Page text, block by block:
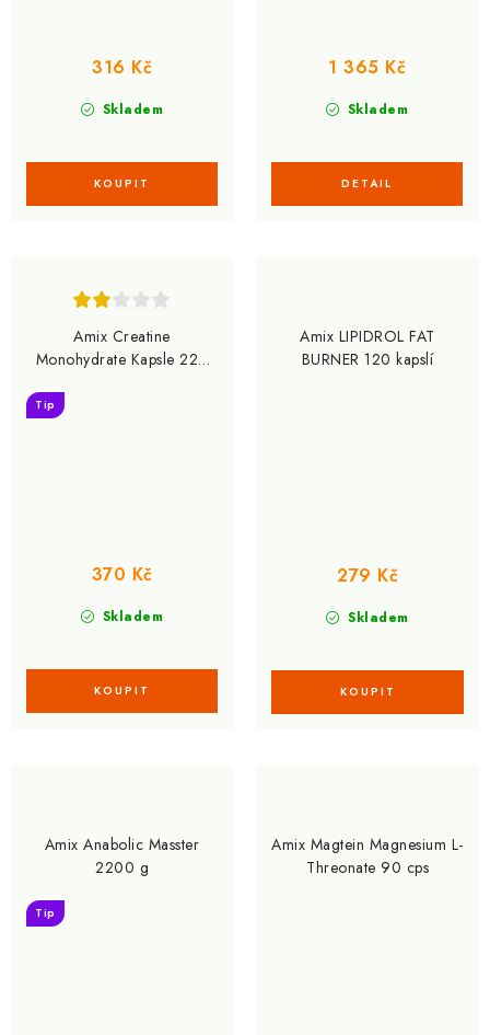
Skladem
316 Kč
Skladem
1 365 Kč
Amix Creatine
Monohydrate Kapsle 220
Tip
Skladem
370 Kč
Amix LIPIDROL FAT
BURNER 120 kapslí
Skladem
279 Kč
Amix Anabolic Masster
2200 g
Tip
Amix Magtein Magnesium L-
Threonate 90 cps